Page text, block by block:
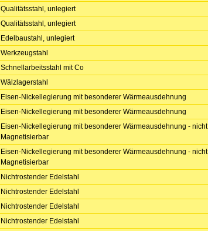
Qualitätsstahl, unlegiert
Qualitätsstahl, unlegiert
Edelbaustahl, unlegiert
Werkzeugstahl
Schnellarbeitsstahl mit Co
Wälzlagerstahl
Eisen-Nickellegierung mit besonderer Wärmeausdehnung
Eisen-Nickellegierung mit besonderer Wärmeausdehnung
Eisen-Nickellegierung mit besonderer Wärmeausdehnung - nicht
Magnetisierbar
Eisen-Nickellegierung mit besonderer Wärmeausdehnung - nicht
Magnetisierbar
Nichtrostender Edelstahl
Nichtrostender Edelstahl
Nichtrostender Edelstahl
Nichtrostender Edelstahl